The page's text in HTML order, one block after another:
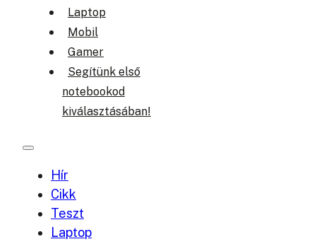
Laptop
Mobil
Gamer
Segítünk első
notebookod
kiválasztásában!
Hír
Cikk
Teszt
Laptop